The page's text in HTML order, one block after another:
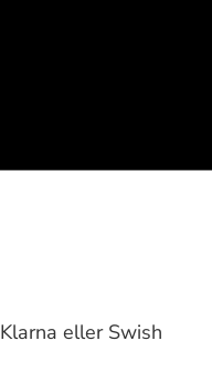
Klarna eller Swish